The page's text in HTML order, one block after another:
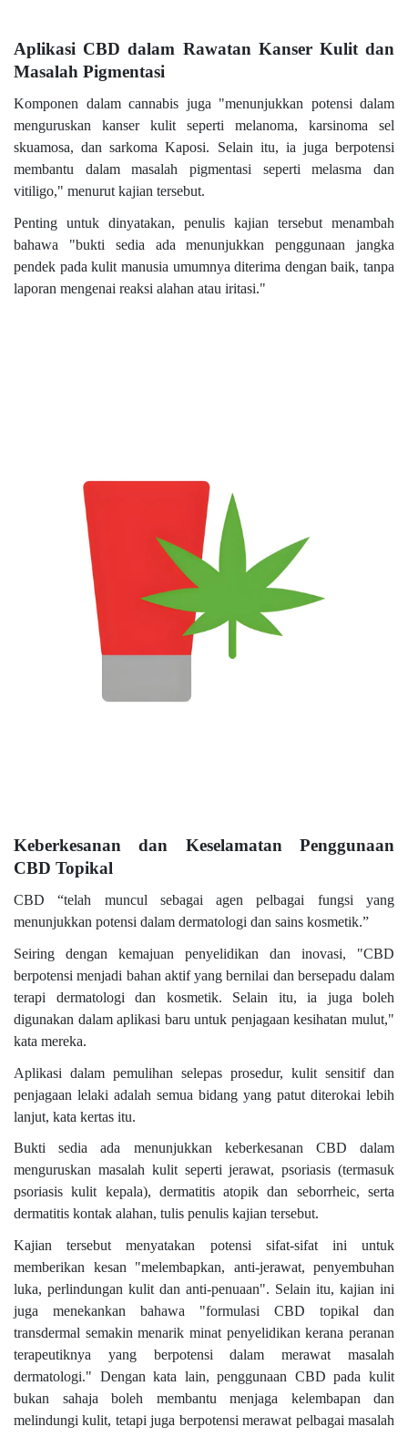
Aplikasi CBD dalam Rawatan Kanser Kulit dan
Masalah Pigmentasi
Komponen dalam cannabis juga "menunjukkan potensi dalam
menguruskan kanser kulit seperti melanoma, karsinoma sel
skuamosa, dan sarkoma Kaposi. Selain itu, ia juga berpotensi
membantu dalam masalah pigmentasi seperti melasma dan
vitiligo," menurut kajian tersebut.
Penting untuk dinyatakan, penulis kajian tersebut menambah
bahawa "bukti sedia ada menunjukkan penggunaan jangka
pendek pada kulit manusia umumnya diterima dengan baik, tanpa
laporan mengenai reaksi alahan atau iritasi."
Keberkesanan dan Keselamatan Penggunaan
CBD Topikal
CBD “telah muncul sebagai agen pelbagai fungsi yang
menunjukkan potensi dalam dermatologi dan sains kosmetik.”
Seiring dengan kemajuan penyelidikan dan inovasi, "CBD
berpotensi menjadi bahan aktif yang bernilai dan bersepadu dalam
terapi dermatologi dan kosmetik. Selain itu, ia juga boleh
digunakan dalam aplikasi baru untuk penjagaan kesihatan mulut,"
kata mereka.
Aplikasi dalam pemulihan selepas prosedur, kulit sensitif dan
penjagaan lelaki adalah semua bidang yang patut diterokai lebih
lanjut, kata kertas itu.
Bukti sedia ada menunjukkan keberkesanan CBD dalam
menguruskan masalah kulit seperti jerawat, psoriasis (termasuk
psoriasis kulit kepala), dermatitis atopik dan seborrheic, serta
dermatitis kontak alahan, tulis penulis kajian tersebut.
Kajian tersebut menyatakan potensi sifat-sifat ini untuk
memberikan kesan "melembapkan, anti-jerawat, penyembuhan
luka, perlindungan kulit dan anti-penuaan". Selain itu, kajian ini
juga menekankan bahawa "formulasi CBD topikal dan
transdermal semakin menarik minat penyelidikan kerana peranan
terapeutiknya yang berpotensi dalam merawat masalah
dermatologi." Dengan kata lain, penggunaan CBD pada kulit
bukan sahaja boleh membantu menjaga kelembapan dan
melindungi kulit, tetapi juga berpotensi merawat pelbagai masalah